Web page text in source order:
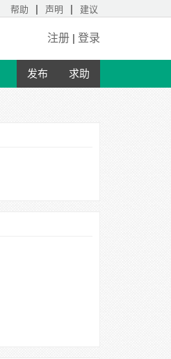
帮助 | 声明 | 建议
注册 | 登录
发布 求助